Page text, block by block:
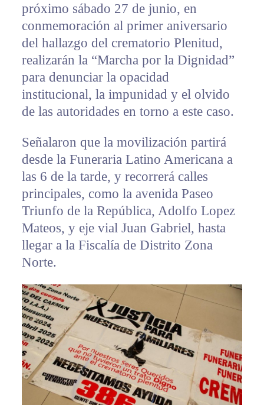
próximo sábado 27 de junio, en
conmemoración al primer aniversario
del hallazgo del crematorio Plenitud,
realizarán la “Marcha por la Dignidad”
para denunciar la opacidad
institucional, la impunidad y el olvido
de las autoridades en torno a este caso.
Señalaron que la movilización partirá
desde la Funeraria Latino Americana a
las 6 de la tarde, y recorrerá calles
principales, como la avenida Paseo
Triunfo de la República, Adolfo Lopez
Mateos, y eje vial Juan Gabriel, hasta
llegar a la Fiscalía de Distrito Zona
Norte.